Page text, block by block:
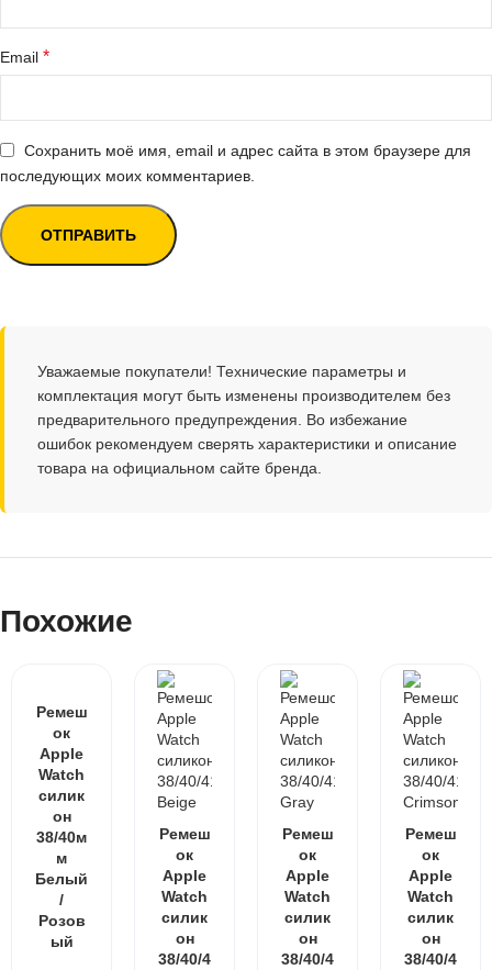
Email *
Сохранить моё имя, email и адрес сайта в этом браузере для
последующих моих комментариев.
Уважаемые покупатели! Технические параметры и
комплектация могут быть изменены производителем без
предварительного предупреждения. Во избежание
ошибок рекомендуем сверять характеристики и описание
товара на официальном сайте бренда.
Похожие
Ремеш
ок
Apple
Watch
силик
он
38/40м
м
Белый
/
Розов
ый
Ремеш
ок
Apple
Watch
силик
он
38/40/4
Ремеш
ок
Apple
Watch
силик
он
38/40/4
Ремеш
ок
Apple
Watch
силик
он
38/40/4